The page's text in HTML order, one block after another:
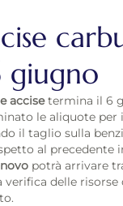
giugno
accisetermina il 6
le aliquote per
il taglio sulla
al precedente
potrà arrivare
verifica delle